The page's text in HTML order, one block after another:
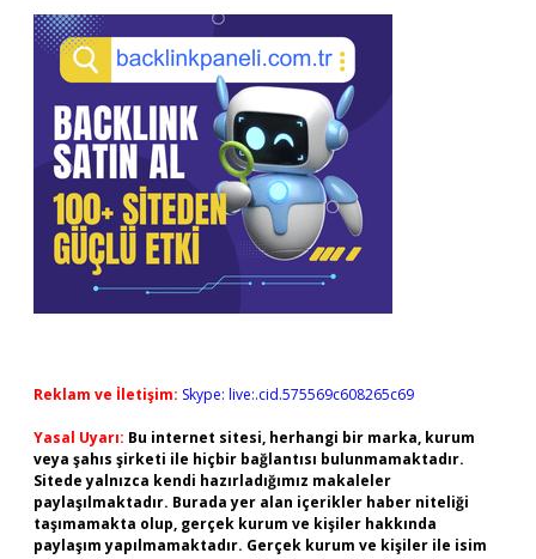
Reklam ve İletişim: Skype: live:.cid.575569c608265c69
Yasal Uyarı: Bu internet sitesi, herhangi bir marka, kurum
veya şahıs şirketi ile hiçbir bağlantısı bulunmamaktadır.
Sitede yalnızca kendi hazırladığımız makaleler
paylaşılmaktadır. Burada yer alan içerikler haber niteliği
taşımamakta olup, gerçek kurum ve kişiler hakkında
paylaşım yapılmamaktadır. Gerçek kurum ve kişiler ile isim